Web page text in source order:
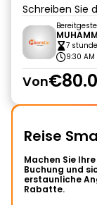
Schreiben Sie
7
9:30 AM
Von
Reise
Machen Sie
Buchung und
erstaunliche
Rabatte.